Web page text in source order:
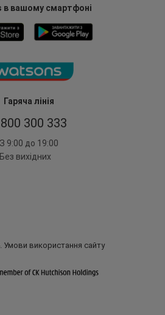
Гаряча лінія
300 333
З 9:00 до 19:00
Без вихідних
в вашому смартфоні
Умови використання сайту